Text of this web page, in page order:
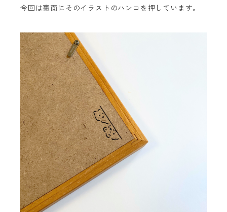
今回は裏面にそのイラストのハンコを押しています。